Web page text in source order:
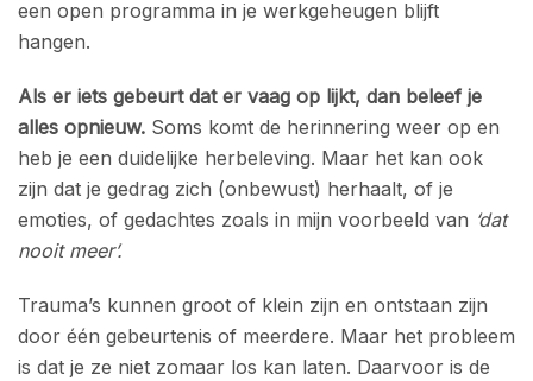
een open programma in je werkgeheugen blijft
hangen.
Als er iets gebeurt dat er vaag op lijkt, dan beleef je
alles opnieuw. Soms komt de herinnering weer op en
heb je een duidelijke herbeleving. Maar het kan ook
zijn dat je gedrag zich (onbewust) herhaalt, of je
emoties, of gedachtes zoals in mijn voorbeeld van ‘dat
nooit meer’.
Trauma’s kunnen groot of klein zijn en ontstaan zijn
door één gebeurtenis of meerdere. Maar het probleem
is dat je ze niet zomaar los kan laten. Daarvoor is de